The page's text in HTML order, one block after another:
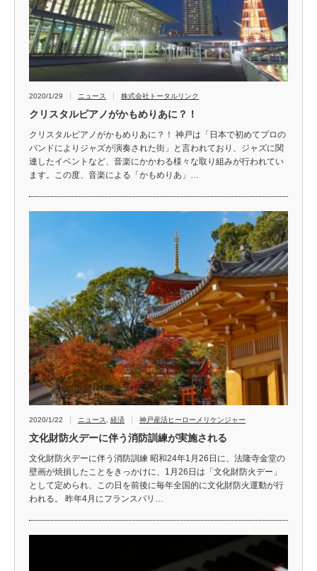
2020/1/29 ニュース 株式会社トータルリンク
クリスタルピアノがかもめりあに？！
クリスタルピアノがかもめりあに？！ 神戸は「日本で初めてプロの
バンドによりジャズが演奏された街」と言われており、ジャズに関
連したイベントなど、音楽にかかわる様々な取り組みが行われてい
ます。この度、音楽による「かもめりあ」…
2020/1/22 ニュース 経済 神戸産活ヒーローメリケンジャー
文化財防火デーに伴う消防訓練が実施される
文化財防火デーに伴う消防訓練 昭和24年1月26日に、法隆寺金堂の
壁画が焼損したことをきっかけに、1月26日は「文化財防火デー」
として定められ、この日を前後に毎年全国的に文化財防火運動が行
われる。 昨年4月にフランスパリ…